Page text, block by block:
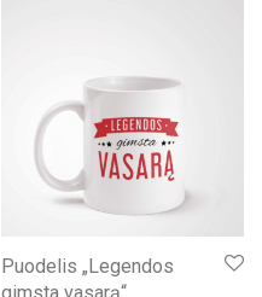
Puodelis „Legendos